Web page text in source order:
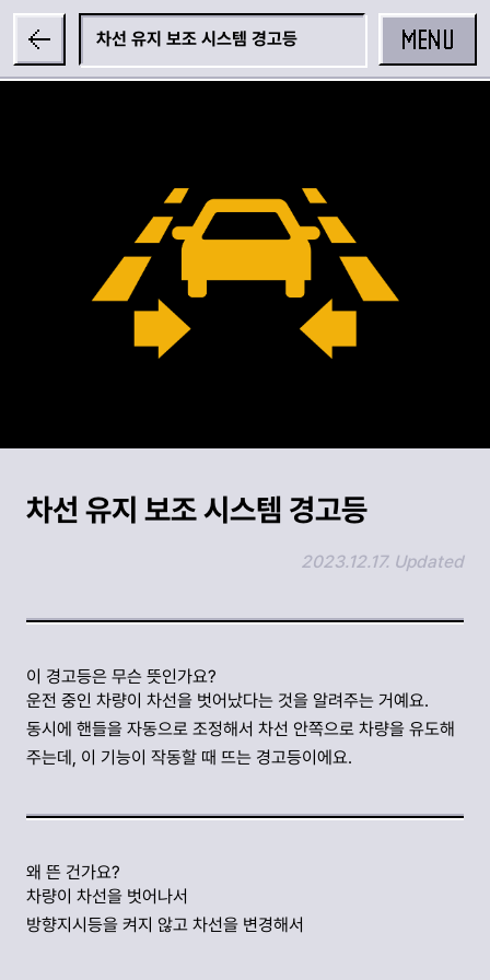
MENU
차선 유지 보조 시스템 경고등
차선 유지 보조 시스템 경고등
2023.12.17. Updated
이 경고등은 무슨 뜻인가요?
운전 중인 차량이 차선을 벗어났다는 것을 알려주는 거예요.
동시에 핸들을 자동으로 조정해서 차선 안쪽으로 차량을 유도해
주는데, 이 기능이 작동할 때 뜨는 경고등이에요.
왜 뜬 건가요?
차량이 차선을 벗어나서
방향지시등을 켜지 않고 차선을 변경해서
링크 복사하기